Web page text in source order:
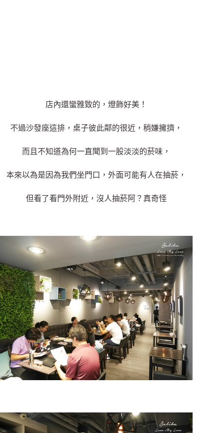
店內還蠻雅致的，燈飾好美！
不過沙發座這排，桌子彼此鄰的很近，稍嫌擁擠，
而且不知道為何一直聞到一股淡淡的菸味，
本來以為是因為我們坐門口，外面可能有人在抽菸，
但看了看門外附近，沒人抽菸阿？真奇怪